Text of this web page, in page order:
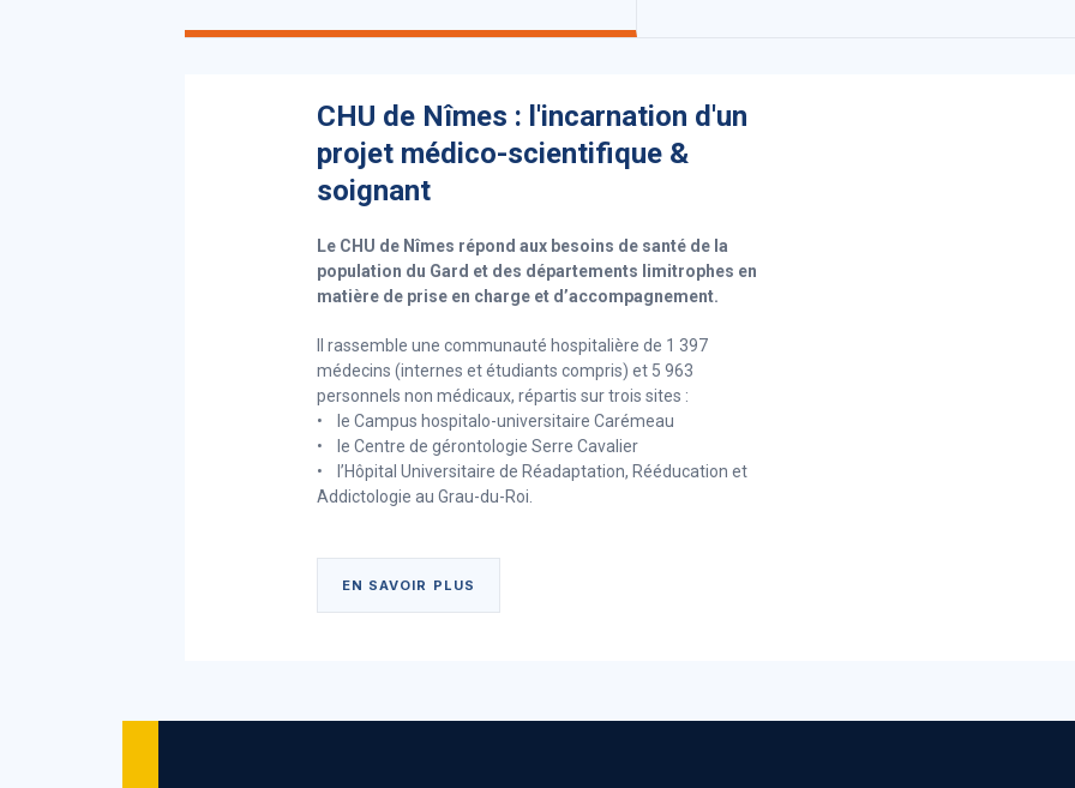
CHU de Nîmes : l'incarnation d'un
projet médico-scientifique &
soignant
Le CHU de Nîmes répond aux besoins de santé de la
population du Gard et des départements limitrophes en
matière de prise en charge et d’accompagnement.
Il rassemble une communauté hospitalière de 1 397
médecins (internes et étudiants compris) et 5 963
personnels non médicaux, répartis sur trois sites :
• le Campus hospitalo-universitaire Carémeau
• le Centre de gérontologie Serre Cavalier
• l’Hôpital Universitaire de Réadaptation, Rééducation et
Addictologie au Grau-du-Roi.
EN SAVOIR PLUS